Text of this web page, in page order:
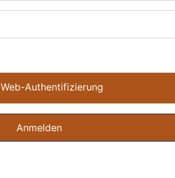
Web-Authentifizierung
Anmelden